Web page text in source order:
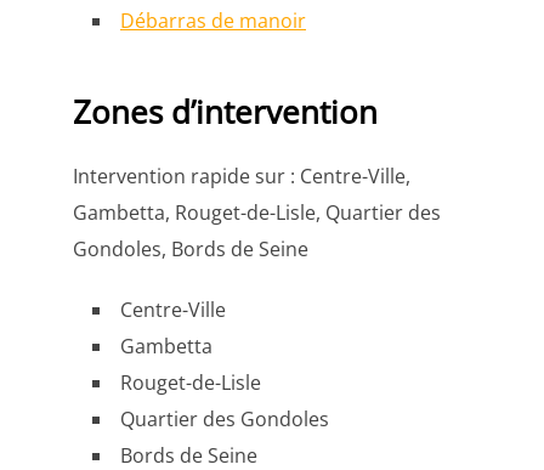
Débarras de manoir
Zones d’intervention
Intervention rapide sur : Centre-Ville,
Gambetta, Rouget-de-Lisle, Quartier des
Gondoles, Bords de Seine
Centre-Ville
Gambetta
Rouget-de-Lisle
Quartier des Gondoles
Bords de Seine